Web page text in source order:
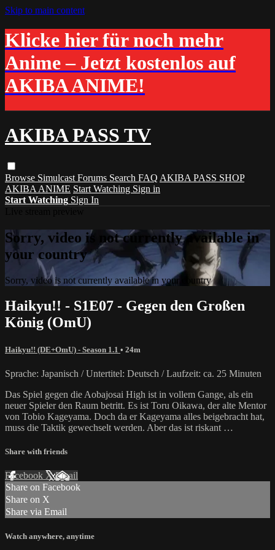
Skip to main content
Klicke hier für noch mehr
Anime – Jetzt kostenlos auf
AKIBA ANIME!
AKIBA PASS TV
Browse Simulcast Forums Search FAQ AKIBA PASS SHOP
AKIBA ANIME Start Watching Sign in
Start Watching Sign In
Sorry, video is not currently available in
your country
Sorry, video is not currently available in your country
Haikyu!! - S1E07 - Gegen den Großen
König (OmU)
Haikyu!! (DE+OmU) - Season 1.1 • 24m
Sprache: Japanisch / Untertitel: Deutsch / Laufzeit: ca. 25 Minuten
Das Spiel gegen die Aobajosai High ist in vollem Gange, als ein
neuer Spieler den Raum betritt. Es ist Toru Oikawa, der alte Mentor
von Tobio Kageyama. Doch da er Kageyama alles beigebracht hat,
muss die Taktik gewechselt werden. Aber das ist riskant …
Share with friends
Facebook XEmail
Share on Facebook
Share on X
Share via Email
Watch anywhere, anytime